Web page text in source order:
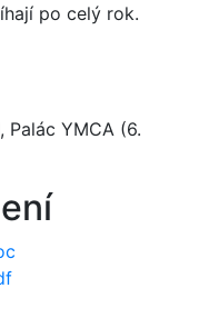
po celý rok.
Palác YMCA (6.